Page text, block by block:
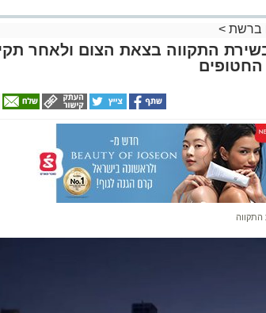
ברשת >
התקווה בצאת הצום ולאחר
התקווה